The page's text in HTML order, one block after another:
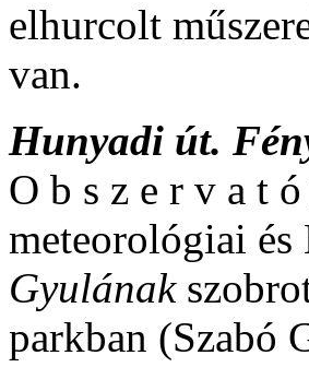
elhurcolt
van.
Hunyadi út.
O b s z e r v a t
meteorológiai
Gyulának
parkban (Szabó